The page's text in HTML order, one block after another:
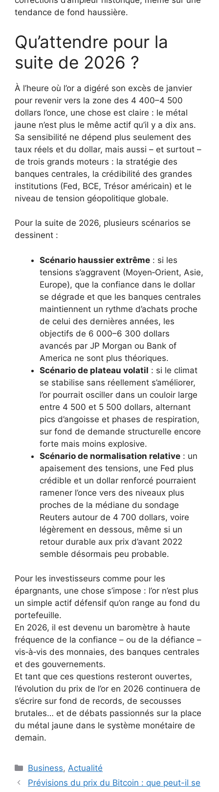
tendance de fond haussière.
Qu’attendre pour la
suite de 2026 ?
À l’heure où l’or a digéré son excès de janvier
pour revenir vers la zone des 4 400–4 500
dollars l’once, une chose est claire : le métal
jaune n’est plus le même actif qu’il y a dix ans.
Sa sensibilité ne dépend plus seulement des
taux réels et du dollar, mais aussi – et surtout –
de trois grands moteurs : la stratégie des
banques centrales, la crédibilité des grandes
institutions (Fed, BCE, Trésor américain) et le
niveau de tension géopolitique globale.
Pour la suite de 2026, plusieurs scénarios se
dessinent :
Scénario haussier extrême : si les
tensions s’aggravent (Moyen‑Orient, Asie,
Europe), que la confiance dans le dollar
se dégrade et que les banques centrales
maintiennent un rythme d’achats proche
de celui des dernières années, les
objectifs de 6 000–6 300 dollars
avancés par JP Morgan ou Bank of
America ne sont plus théoriques.
Scénario de plateau volatil : si le climat
se stabilise sans réellement s’améliorer,
l’or pourrait osciller dans un couloir large
entre 4 500 et 5 500 dollars, alternant
pics d’angoisse et phases de respiration,
sur fond de demande structurelle encore
forte mais moins explosive.
Scénario de normalisation relative : un
apaisement des tensions, une Fed plus
crédible et un dollar renforcé pourraient
ramener l’once vers des niveaux plus
proches de la médiane du sondage
Reuters autour de 4 700 dollars, voire
légèrement en dessous, même si un
retour durable aux prix d’avant 2022
semble désormais peu probable.
Pour les investisseurs comme pour les
épargnants, une chose s’impose : l’or n’est plus
un simple actif défensif qu’on range au fond du
portefeuille.
En 2026, il est devenu un baromètre à haute
fréquence de la confiance – ou de la défiance –
vis‑à‑vis des monnaies, des banques centrales
et des gouvernements.
Et tant que ces questions resteront ouvertes,
l’évolution du prix de l’or en 2026 continuera de
s’écrire sur fond de records, de secousses
brutales… et de débats passionnés sur la place
du métal jaune dans le système monétaire de
demain.
Catégories
Business,Actualité
Prévisions du prix du Bitcoin : que peut-il se